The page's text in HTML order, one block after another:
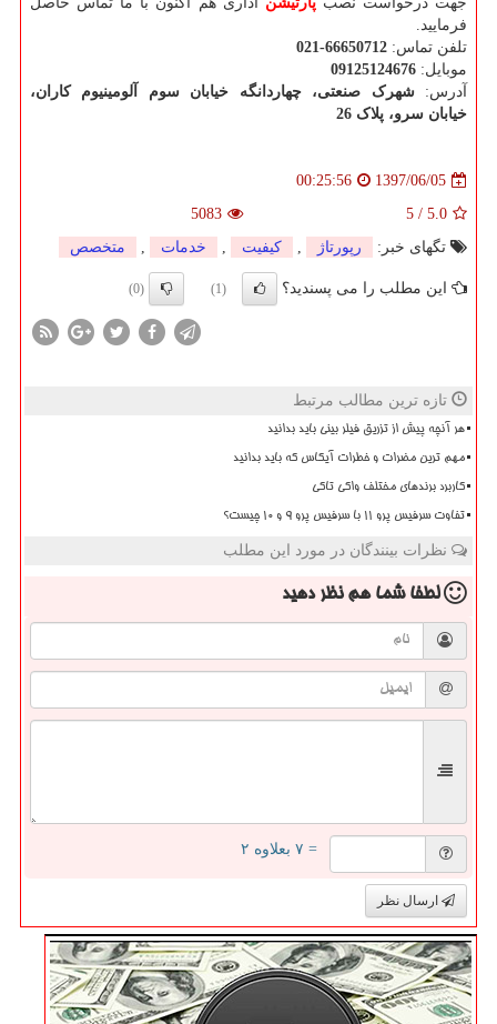
فرمایید.
تلفن تماس: 021-66650712
موبایل: 09125124676
آدرس:شهرک صنعتی، چهاردانگه خيابان سوم آلومينيوم کاران،
خیابان سرو، پلاک 26
1397/06/05
00:25:56
5.0
/
5
5083
تگهای خبر:
رپورتاژ , كیفیت , خدمات , متخصص
این مطلب را می پسندید؟ (1)
(0)
تازه ترین مطالب مرتبط
هر آنچه پیش از تزریق فیلر بینی باید بدانید
مهم ترین مضرات و خطرات آیکاس که باید بدانید
کاربرد برندهای مختلف واکی تاکی
تفاوت سرفیس پرو 11 با سرفیس پرو 9 و 10 چیست؟
نظرات بینندگان در مورد این مطلب
لطفا شما همنظر دهید
= ۷ بعلاوه ۲
ارسال نظر